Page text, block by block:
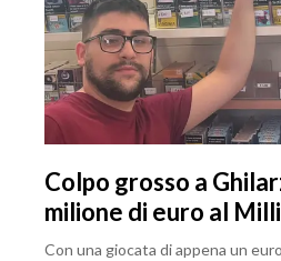
Colpo grosso a
milione di euro al
Con una giocata di appena un